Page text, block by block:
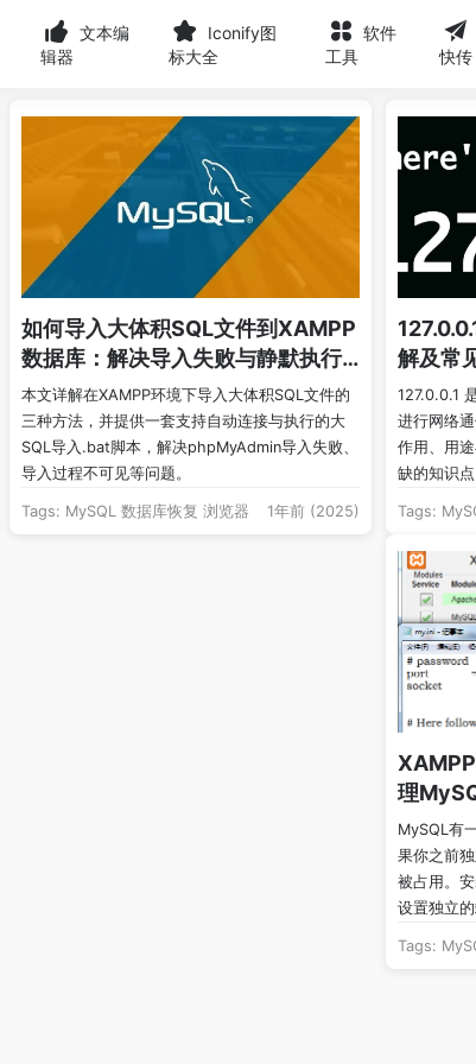
文本编
辑器
Iconify图
标大全
软件
工具
快传
如何导入大体积SQL文件到XAMPP
数据库：解决导入失败与静默执行
问题
本文详解在XAMPP环境下导入大体积SQL文件的
三种方法，并提供一套支持自动连接与执行的大
SQL导入.bat脚本，解决phpMyAdmin导入失败、
导入过程不可见等问题。
Tags: MySQL 数据库恢复 浏览器 1年前 (2025)
解及常
127.0.0.1
进行网络
作用、用
缺的知识点
Tags:
理
MySQL有
果你之前
被占用。
设置独立
Tags: